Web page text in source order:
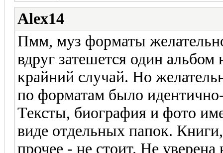
Alex14
Пмм, муз форматы
вдруг затешется один
крайний случай. Но
по форматам было
Тексты, биография и фото
виде отдельных папок.
прочее - не стоит. Не уверена